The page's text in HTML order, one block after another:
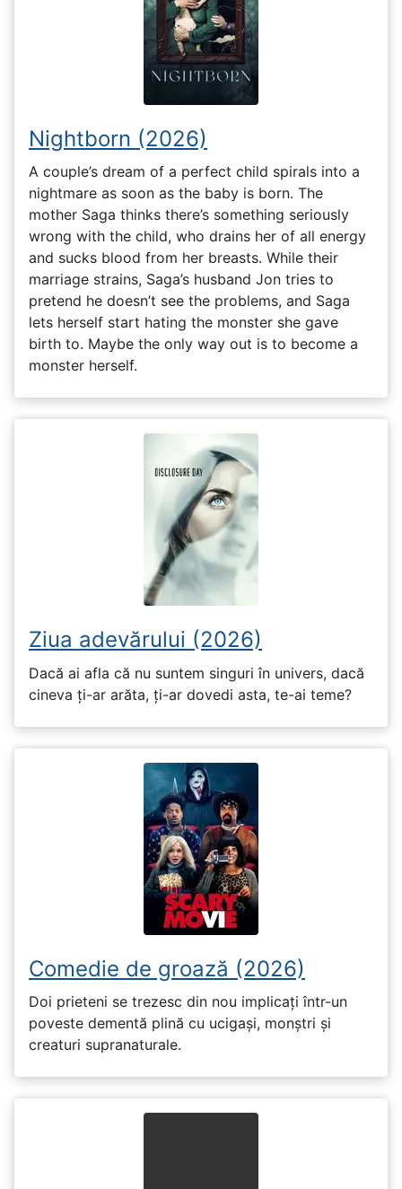
Nightborn (2026)
A couple’s dream of a perfect child spirals into a
nightmare as soon as the baby is born. The
mother Saga thinks there’s something seriously
wrong with the child, who drains her of all energy
and sucks blood from her breasts. While their
marriage strains, Saga’s husband Jon tries to
pretend he doesn’t see the problems, and Saga
lets herself start hating the monster she gave
birth to. Maybe the only way out is to become a
monster herself.
Ziua adevărului (2026)
Dacă ai afla că nu suntem singuri în univers, dacă
cineva ți-ar arăta, ți-ar dovedi asta, te-ai teme?
Comedie de groază (2026)
Doi prieteni se trezesc din nou implicați într-un
poveste dementă plină cu ucigași, monștri și
creaturi supranaturale.